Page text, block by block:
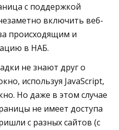
с поддержкой
включить веб-
происходящим и
в НАБ.
не знают друг о
используя JavaScript,
Но даже в этом случае
не имеет доступа
с разных сайтов (с